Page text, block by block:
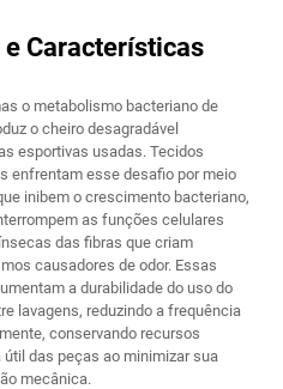
e Características
o metabolismo bacteriano de
o cheiro desagradável
esportivas usadas. Tecidos
enfrentam esse desafio por meio
inibem o crescimento bacteriano,
as funções celulares
das fibras que criam
causadores de odor. Essas
a durabilidade do uso do
lavagens, reduzindo a frequência
conservando recursos
útil das peças ao minimizar sua
mecânica.